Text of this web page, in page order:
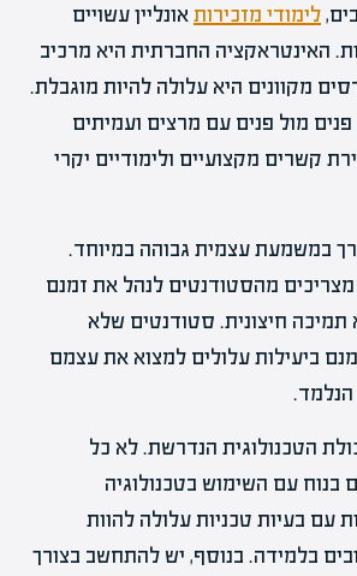
לימודי מזכירותאונליין עשויים
האינטראקציה החברתית היא מרכיב
מקוונים היא עלולה להיות מוגבלת.
מול פנים עם מרצים ועמיתים
קשרים מקצועיים ולימודיים יקרי
במשמעת עצמית גבוהה במיוחד.
מצריכים מהסטודנטים לנהל את זמנם
חיצונית. סטודנטים שלא
ביעילות עלולים למצוא את עצמם
הנלמד.
הטכנולוגית הנדרשת. לא כל
בנוח עם השימוש בטכנולוגיה
עם בעיות טכניות עלולה להוות
בלמידה. בנוסף, יש להתחשב בצורך